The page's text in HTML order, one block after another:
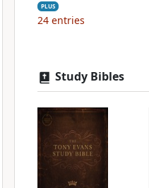
PLUS
24 entries
Study Bibles